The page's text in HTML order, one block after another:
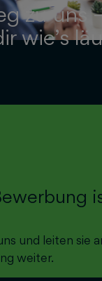
zu uns
wie’s
und leiten sie
weiter.